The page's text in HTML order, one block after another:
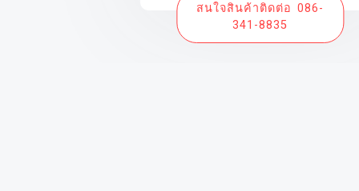
สนใจสินค้าติดต่อ 086-
341-8835